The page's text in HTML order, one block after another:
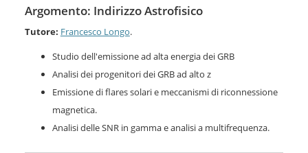
Argomento: Indirizzo Astrofisico
Tutore: Francesco Longo.
Studio dell'emissione ad alta energia dei GRB
Analisi dei progenitori dei GRB ad alto z
Emissione di flares solari e meccanismi di riconnessione
magnetica.
Analisi delle SNR in gamma e analisi a multifrequenza.